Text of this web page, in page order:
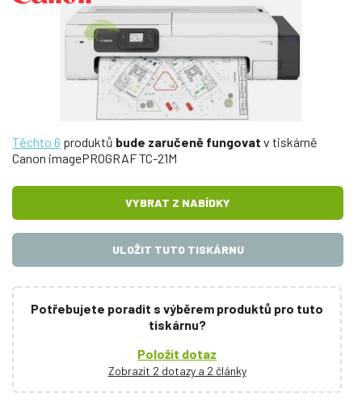
Těchto 6 produktů bude zaručeně fungovat v tiskárně
Canon imagePROGRAF TC-21M
VYBRAT Z NABÍDKY
ULOŽIT TUTO TISKÁRNU
Potřebujete poradit s výběrem produktů pro tuto
tiskárnu?
Položit dotaz
Zobrazit 2 dotazy a 2 články